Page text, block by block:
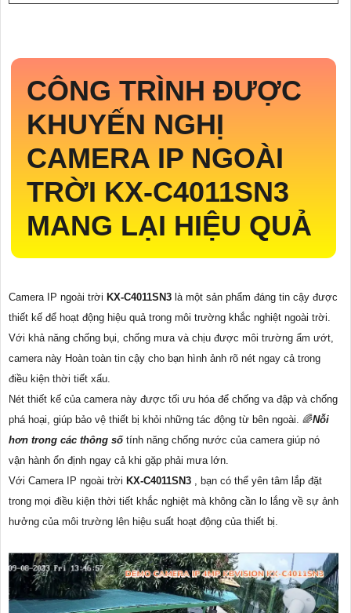
CÔNG TRÌNH ĐƯỢC
KHUYẾN NGHỊ
CAMERA IP NGOÀI
TRỜI KX-C4011SN3
MANG LẠI HIỆU QUẢ
Camera IP ngoài trời KX-C4011SN3 là một sản phẩm đáng tin cậy được
thiết kế để hoạt động hiệu quả trong môi trường khắc nghiệt ngoài trời.
Với khả năng chống bụi, chống mưa và chịu được môi trường ẩm ướt,
camera này Hoàn toàn tin cậy cho bạn hình ảnh rõ nét ngay cả trong
điều kiện thời tiết xấu.
Nét thiết kế của camera này được tối ưu hóa để chống va đập và chống
phá hoại, giúp bảo vệ thiết bị khỏi những tác động từ bên ngoài. 🌈Nỗi
hơn trong các thông sốtính năng chống nước của camera giúp nó
vận hành ổn định ngay cả khi gặp phải mưa lớn.
Với Camera IP ngoài trời KX-C4011SN3
, bạn có thể yên tâm lắp đặt
trong mọi điều kiện thời tiết khắc nghiệt mà không cần lo lắng về sự ảnh
hưởng của môi trường lên hiệu suất hoạt động của thiết bị.